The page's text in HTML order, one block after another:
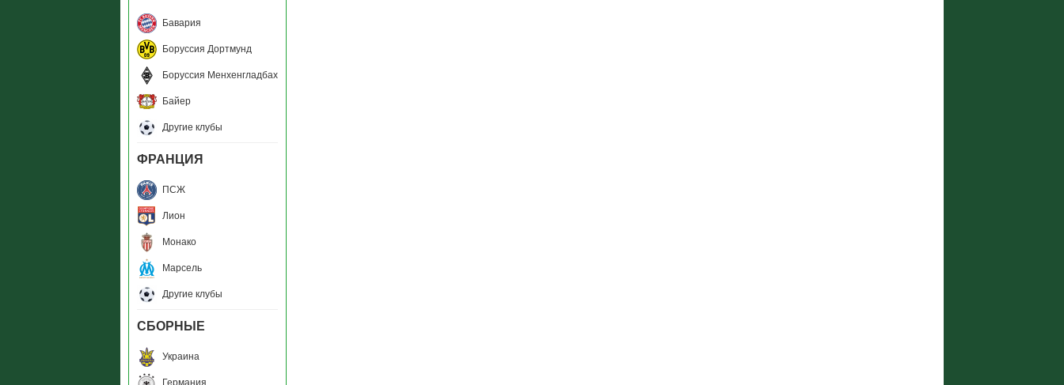
Бавария
Боруссия Дортмунд
Боруссия Менхенгладбах
Байер
Другие клубы
ФРАНЦИЯ
ПСЖ
Лион
Монако
Марсель
Другие клубы
СБОРНЫЕ
Украина
Германия